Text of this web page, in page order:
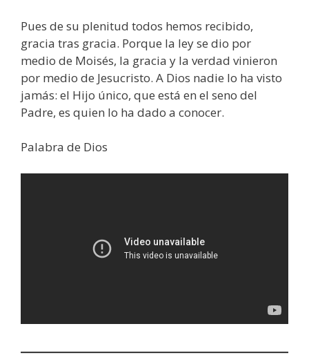
Pues de su plenitud todos hemos recibido,
gracia tras gracia. Porque la ley se dio por
medio de Moisés, la gracia y la verdad vinieron
por medio de Jesucristo. A Dios nadie lo ha visto
jamás: el Hijo único, que está en el seno del
Padre, es quien lo ha dado a conocer.
Palabra de Dios